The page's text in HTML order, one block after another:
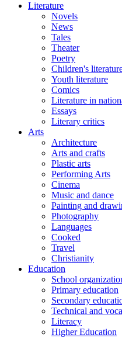
Literature
Novels
News
Tales
Theater
Poetry
Children's
Youth literature
Comics
Literature in
Essays
Literary critics
Arts
Architecture
Arts and crafts
Plastic arts
Performing Arts
Cinema
Music and dance
Painting and
Photography
Languages
Cooked
Travel
Christianity
Education
School
Primary education
Secondary
Technical and
Literacy
Higher Education